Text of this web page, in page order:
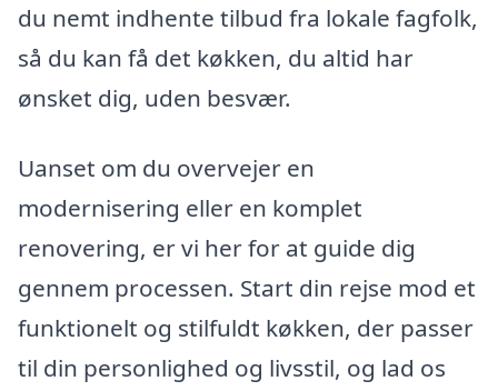
du nemt indhente tilbud fra lokale fagfolk,
så du kan få det køkken, du altid har
ønsket dig, uden besvær.
Uanset om du overvejer en
modernisering eller en komplet
renovering, er vi her for at guide dig
gennem processen. Start din rejse mod et
funktionelt og stilfuldt køkken, der passer
til din personlighed og livsstil, og lad os